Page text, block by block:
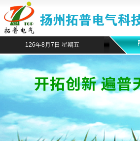
126年8月7日 星期五